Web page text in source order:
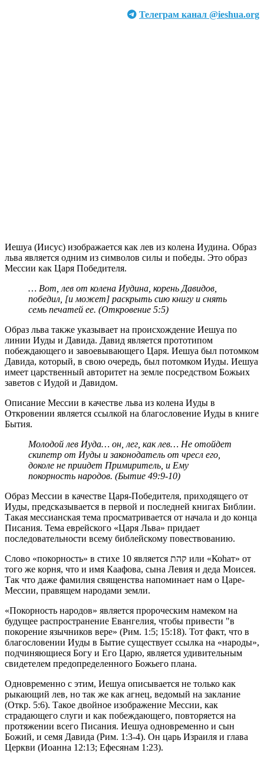
Телеграм канал @ieshua.org
Иешуа (Иисус) изображается как лев из колена Иудина. Образ
льва является одним из символов силы и победы. Это образ
Мессии как Царя Победителя.
… Вот, лев от колена Иудина, корень Давидов,
победил, [и может] раскрыть сию книгу и снять
семь печатей ее. (Откровение 5:5)
Образ льва также указывает на происхождение Иешуа по
линии Иуды и Давида. Давид является прототипом
побеждающего и завоевывающего Царя. Иешуа был потомком
Давида, который, в свою очередь, был потомком Иуды. Иешуа
имеет царственный авторитет на земле посредством Божьих
заветов с Иудой и Давидом.
Описание Мессии в качестве льва из колена Иуды в
Откровении является ссылкой на благословение Иуды в книге
Бытия.
Молодой лев Иуда… он, лег, как лев… Не отойдет
скипетр от Иуды и законодатель от чресл его,
доколе не приидет Примиритель, и Ему
покорность народов. (Бытие 49:9-10)
Образ Мессии в качестве Царя-Победителя, приходящего от
Иуды, предсказывается в первой и последней книгах Библии.
Такая мессианская тема просматривается от начала и до конца
Писания. Тема еврейского «Царя Льва» придает
последовательности всему библейскому повествованию.
Слово «покорность» в стихе 10 является קהת или «Коhат» от
того же корня, что и имя Каафова, сына Левия и деда Моисея.
Так что даже фамилия священства напоминает нам о Царе-
Мессии, правящем народами земли.
«Покорность народов» является пророческим намеком на
будущее распространение Евангелия, чтобы привести "в
покорение язычников вере» (Рим. 1:5; 15:18). Тот факт, что в
благословении Иуды в Бытие существует ссылка на «народы»,
подчиняющиеся Богу и Его Царю, является удивительным
свидетелем предопределенного Божьего плана.
Одновременно с этим, Иешуа описывается не только как
рыкающий лев, но так же как агнец, ведомый на заклание
(Откр. 5:6). Такое двойное изображение Мессии, как
страдающего слуги и как побеждающего, повторяется на
протяжении всего Писания. Иешуа одновременно и сын
Божий, и семя Давида (Рим. 1:3-4). Он царь Израиля и глава
Церкви (Иоанна 12:13; Ефесянам 1:23).